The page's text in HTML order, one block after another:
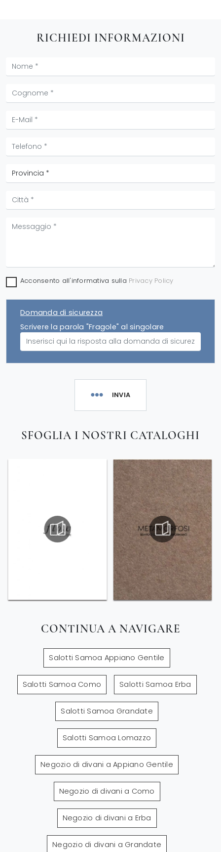
RICHIEDI INFORMAZIONI
Acconsento all'informativa sulla Privacy Policy
Domanda di sicurezza
Scrivere la parola "Fragole" al singolare
INVIA
SFOGLIA I NOSTRI CATALOGHI
CONTINUA A NAVIGARE
Salotti Samoa Appiano Gentile
Salotti Samoa Como Salotti Samoa Erba
Salotti Samoa Grandate
Salotti Samoa Lomazzo
Negozio di divani a Appiano Gentile
Negozio di divani a Como
Negozio di divani a Erba
Negozio di divani a Grandate